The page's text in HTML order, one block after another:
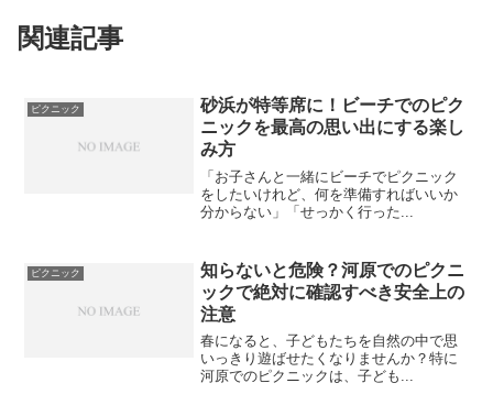
関連記事
ピクニック
砂浜が特等席に！ビーチでのピク
ニックを最高の思い出にする楽し
み方
「お子さんと一緒にビーチでピクニック
をしたいけれど、何を準備すればいいか
分からない」「せっかく行った...
ピクニック
知らないと危険？河原でのピクニ
ックで絶対に確認すべき安全上の
注意
春になると、子どもたちを自然の中で思
いっきり遊ばせたくなりませんか？特に
河原でのピクニックは、子ども...